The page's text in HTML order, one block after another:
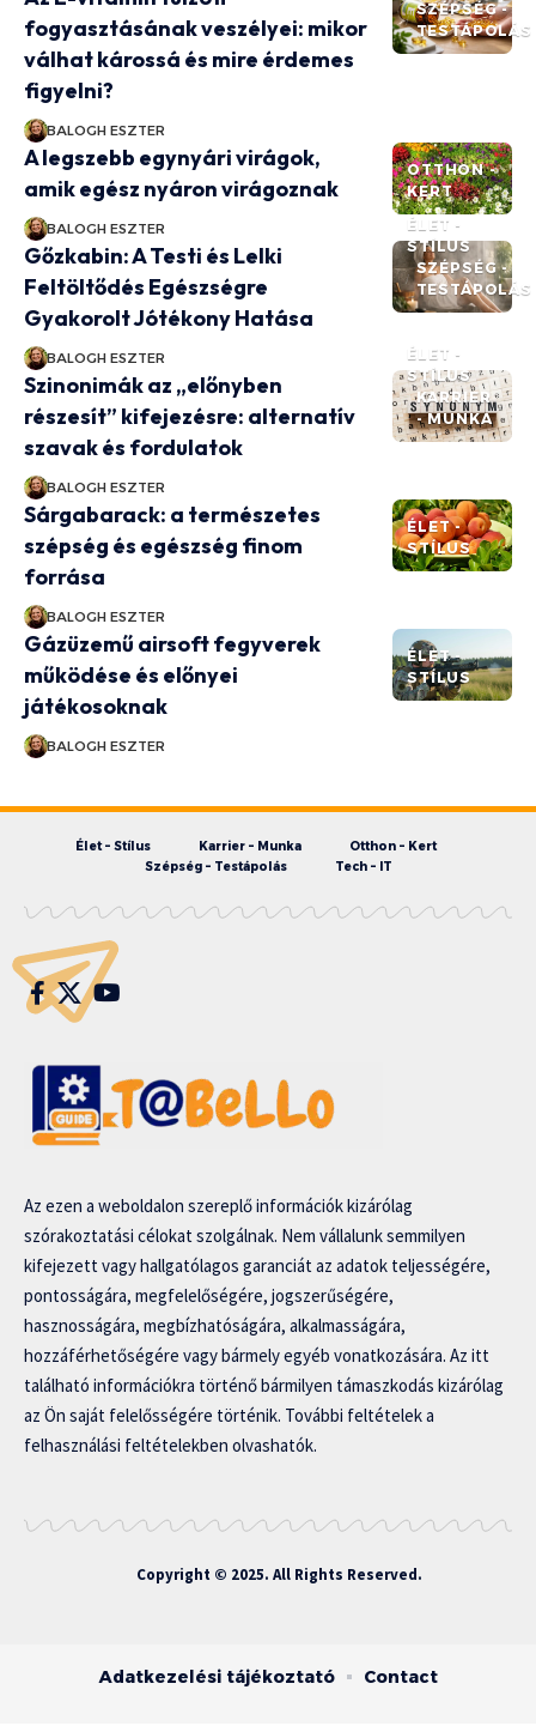
SZÉPSÉG -
TESTÁPOLÁS
fogyasztásának veszélyei: mikor
válhat károssá és mire érdemes
figyelni?
BALOGH ESZTER
OTTHON -
KERT
A legszebb egynyári virágok,
amik egész nyáron virágoznak
BALOGH ESZTER
ÉLET -
STÍLUS
SZÉPSÉG -
TESTÁPOLÁS
Gőzkabin: A Testi és Lelki
Feltöltődés Egészségre
Gyakorolt Jótékony Hatása
BALOGH ESZTER
ÉLET -
STÍLUS
KARRIER
- MUNKA
Szinonimák az „előnyben
részesít” kifejezésre: alternatív
szavak és fordulatok
BALOGH ESZTER
ÉLET -
STÍLUS
Sárgabarack: a természetes
szépség és egészség finom
forrása
BALOGH ESZTER
ÉLET -
STÍLUS
Gázüzemű airsoft fegyverek
működése és előnyei
játékosoknak
BALOGH ESZTER
Élet – Stílus Karrier – Munka
Otthon – Kert
Szépség – Testápolás
Tech – IT
Az ezen a weboldalon szereplő információk kizárólag
szórakoztatási célokat szolgálnak. Nem vállalunk semmilyen
kifejezett vagy hallgatólagos garanciát az adatok teljességére,
pontosságára, megfelelőségére, jogszerűségére,
hasznosságára, megbízhatóságára, alkalmasságára,
hozzáférhetőségére vagy bármely egyéb vonatkozására. Az itt
található információkra történő bármilyen támaszkodás kizárólag
az Ön saját felelősségére történik. További feltételek a
felhasználási feltételekben olvashatók.
Copyright © 2025. All Rights Reserved.
Adatkezelési tájékoztató Contact